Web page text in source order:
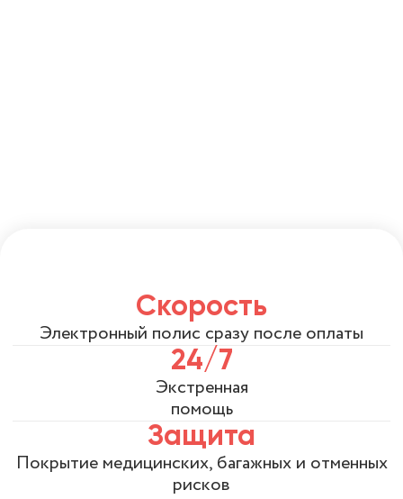
Скорость
Электронный полис сразу после оплаты
24/7
Экстренная
помощь
Защита
Покрытие медицинских, багажных и отменных
рисков